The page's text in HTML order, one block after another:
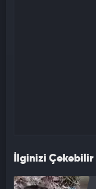
İlginizi Çekebilir